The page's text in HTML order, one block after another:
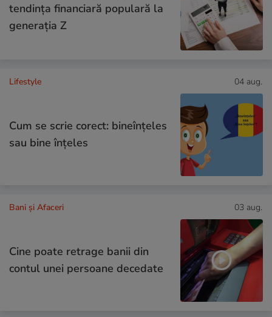
tendința financiară populară la
generația Z
Lifestyle 04 aug.
Cum se scrie corect: bineînțeles
sau bine înțeles
Bani și Afaceri 03 aug.
Cine poate retrage banii din
contul unei persoane decedate